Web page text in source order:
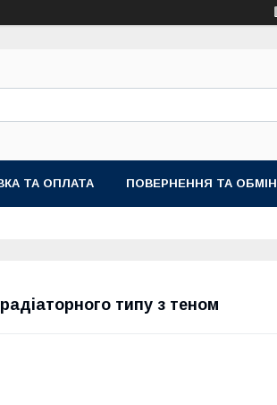
ТА ОПЛАТА ПОВЕРНЕННЯ ТА ОБМІН
типу з теном